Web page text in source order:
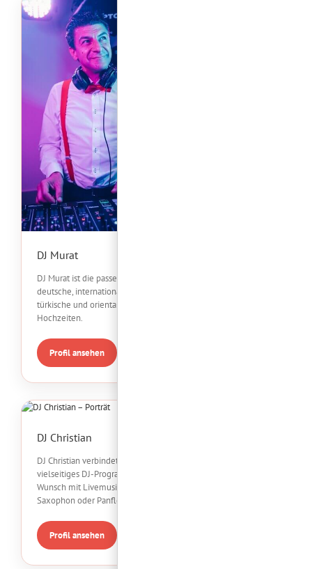
DJ Murat
DJ Murat ist die passende Wahl für
deutsche, internationale,
türkische und orientalische
Hochzeiten.
Profil ansehen
DJ Christian
DJ Christian verbindet sein
vielseitiges DJ-Programm auf
Wunsch mit Livemusik auf
Saxophon oder Panflöte.
Profil ansehen